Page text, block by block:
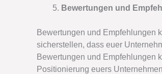
Bewertungen und
Bewertungen und Empfehlungen
sicherstellen, dass euer
Bewertungen und Empfehlungen
Positionierung euers